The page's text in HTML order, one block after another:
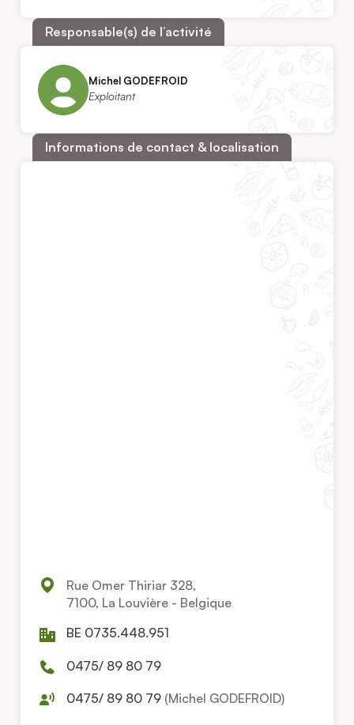
Responsable(s) de l’activité
Michel GODEFROID
Exploitant
Informations de contact & localisation
Rue Omer Thiriar 328,
7100, La Louvière - Belgique
BE 0735.448.951
0475/ 89 80 79
0475/ 89 80 79 (Michel GODEFROID)